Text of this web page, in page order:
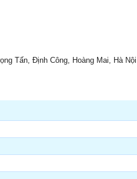
Tấn, Định Công, Hoàng Mai, Hà Nội